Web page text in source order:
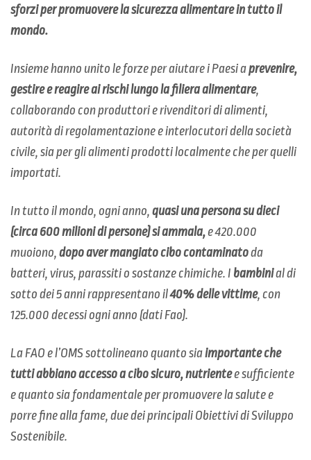
sforzi per promuovere la sicurezza alimentare in tutto il
mondo.
Insieme hanno unito le forze per aiutare i Paesi aprevenire,
gestire e reagire ai rischi lungo la filiera alimentare,
collaborando con produttori e rivenditori di alimenti,
autorità di regolamentazione e interlocutori della società
civile, sia per gli alimenti prodotti localmente che per quelli
importati.
In tutto il mondo, ogni anno, quasi una persona su dieci
(circa 600 milioni di persone) si ammala,e 420.000
muoiono, dopo aver mangiato cibo contaminatoda
batteri, virus, parassiti o sostanze chimiche. I bambinial di
sotto dei 5 anni rappresentano il40% delle vittime, con
125.000 decessi ogni anno (dati Fao).
La FAO e l’OMS sottolineano quanto siaimportante che
tutti abbiano accesso a cibo sicuro, nutrientee sufficiente
e quanto sia fondamentale per promuovere la salute e
porre fine alla fame, due dei principali Obiettivi di Sviluppo
Sostenibile.